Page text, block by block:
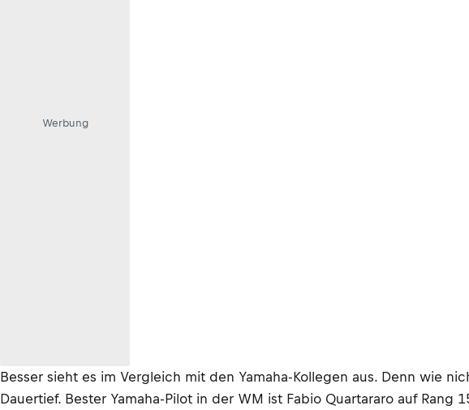
Werbung
Besser sieht es im Vergleich mit den Yamaha-Kollegen aus. Denn wie
Dauertief. Bester Yamaha-Pilot in der WM ist Fabio Quartararo auf